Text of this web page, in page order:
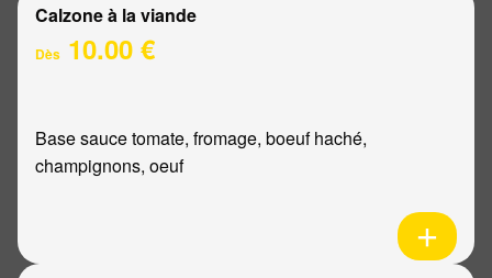
Calzone à la viande
Dès 10.00 €
Base sauce tomate, fromage, boeuf haché,
champignons, oeuf